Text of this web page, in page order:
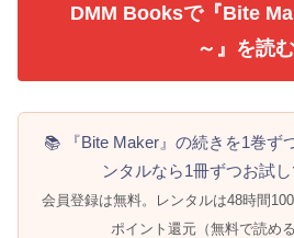
DMM Booksで『Bite
～』を読む
📚 『Bite Maker』の続きを1巻ず
ンタルなら1冊ずつお試し
会員登録は無料。レンタルは48時間
ポイント還元（無料で読め